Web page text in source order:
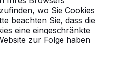
wo Sie Cookies
beachten Sie, dass die
eine eingeschränkte
zur Folge haben
voor deze